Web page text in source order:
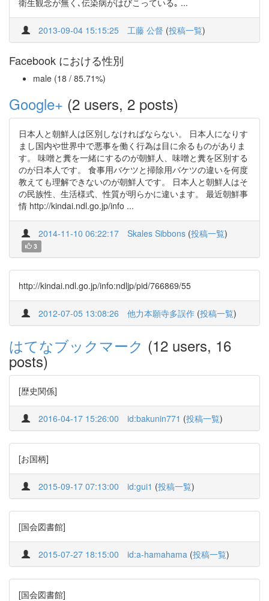
衛生観念が無く､伝染病がはびこっている｡ ...
2013-09-04 15:15:25 工藤 公督 (投稿一覧)
Facebook における性別
male (18 / 85.71%)
Google+ (2 users, 2 posts)
日本人と朝鮮人は区別しなければならない。 日本人になりす
まし国内や世界中で悪事を働く行為は目に余るものがありま
す。 味噌と糞を一緒にするのが朝鮮人、味噌と糞を区別する
のが日本人です。 食事用バケツと掃除用バケツの違いを何度
教えても理解できないのが朝鮮人です。 日本人と朝鮮人はそ
の民族性、生活様式、性質が明らかに違います。 最近朝鮮事
情 http://kindai.ndl.go.jp/info ...
2014-11-10 06:22:17 Skales Sibbons (投稿一覧)
3
http://kindai.ndl.go.jp/info:ndljp/pid/766869/55
2012-07-05 13:08:26 他力本願寺多誤作 (投稿一覧)
はてなブックマーク (12 users, 16
posts)
[歴史関係]
2016-04-17 15:26:00 id:bakunin771 (投稿一覧)
[お国柄]
2015-09-17 07:13:00 id:gui1 (投稿一覧)
[国会図書館]
2015-07-27 18:15:00 id:a-hamahama (投稿一覧)
[国会図書館]